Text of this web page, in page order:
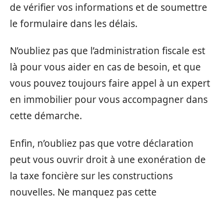
de vérifier vos informations et de soumettre
le formulaire dans les délais.
N’oubliez pas que l’administration fiscale est
là pour vous aider en cas de besoin, et que
vous pouvez toujours faire appel à un expert
en immobilier pour vous accompagner dans
cette démarche.
Enfin, n’oubliez pas que votre déclaration
peut vous ouvrir droit à une exonération de
la taxe foncière sur les constructions
nouvelles. Ne manquez pas cette